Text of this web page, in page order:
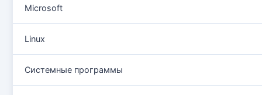
Microsoft
Linux
Системные программы